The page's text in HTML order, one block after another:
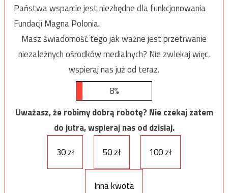
Państwa wsparcie jest niezbędne dla funkcjonowania
Fundacji Magna Polonia.
Masz świadomość tego jak ważne jest przetrwanie
niezależnych ośrodków medialnych? Nie zwlekaj więc,
wspieraj nas już od teraz.
8%
Uważasz, że robimy dobrą robotę? Nie czekaj zatem
do jutra, wspieraj nas od dzisiaj.
30 zł
50 zł 100 zł
Inna kwota